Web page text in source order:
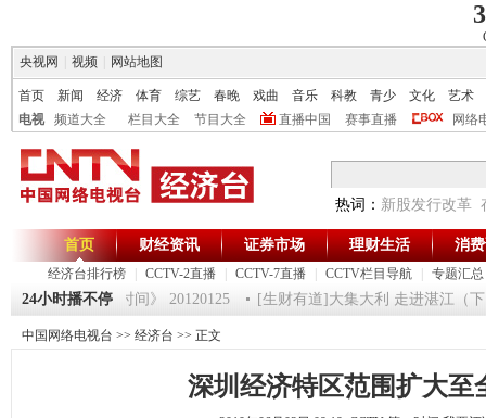
央视网
视频 网站地图
首页 新闻 经济 体育 综艺 春晚 戏曲 音乐 科教 青少 文化
艺术
电视
频道大全 栏目大全 节目大全 直播中国 赛事直播 网络
热词： 新股发行改革
首页
经济台排行榜 CCTV-2直播 CCTV-7直播 CCTV栏目导航 专题汇总
财经资讯 证券市场 理财生活 消
24小时播不停
师 5 《第一时间》 20120125 [生财有道]大集大利 走进湛江（下
中国网络电视台 >> 经济台 >> 正文
深圳经济特区范围扩大至